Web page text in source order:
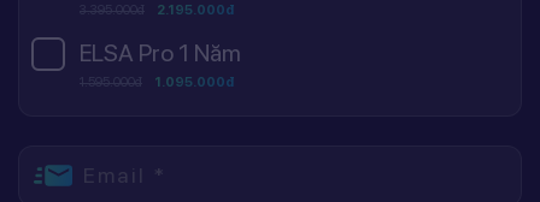
3.395.000đ 2.195.000đ
ELSA Pro 1 Năm
1.595.000đ 1.095.000đ
Email *